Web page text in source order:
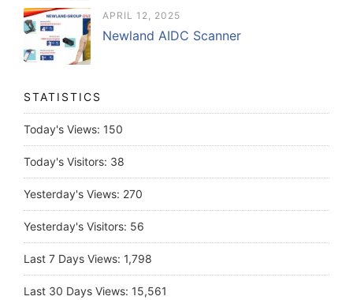
APRIL 12, 2025
Newland AIDC Scanner
STATISTICS
Today's Views: 150
Today's Visitors: 38
Yesterday's Views: 270
Yesterday's Visitors: 56
Last 7 Days Views: 1,798
Last 30 Days Views: 15,561